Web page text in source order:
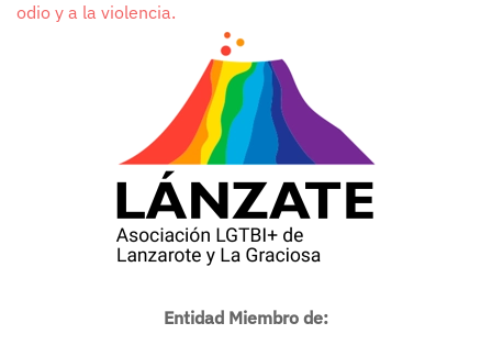
odio y a la violencia.
Entidad Miembro de: